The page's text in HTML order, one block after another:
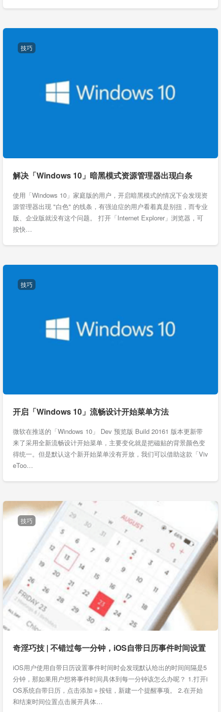
技巧
解决「Windows 10」暗黑模式资源管理器出现白条
使用「Windows 10」家庭版的用户，开启暗黑模式的情况下会发现资
源管理器出现 "白色" 的线条，有强迫症的用户看着真是别扭，而专业
版、企业版就没有这个问题。 打开「Internet Explorer」浏览器，可
按快…
技巧
开启「Windows 10」流畅设计开始菜单方法
微软在推送的「Windows 10」 Dev 预览版 Build 20161 版本更新带
来了采用全新流畅设计开始菜单，主要变化就是把磁贴的背景颜色变
得统一。但是默认这个新开始菜单没有开放，我们可以借助这款「Viv
eToo…
技巧
奇淫巧技 | 不错过每一分钟，iOS自带日历事件时间设置
iOS用户使用自带日历设置事件时间时会发现默认给出的时间间隔是5
分钟，那如果用户想将事件时间具体到每一分钟该怎么办呢？ 1.打开i
OS系统自带日历，点击添加＋按钮，新建一个提醒事项。 2.在开始
和结束时间位置点击展开具体…